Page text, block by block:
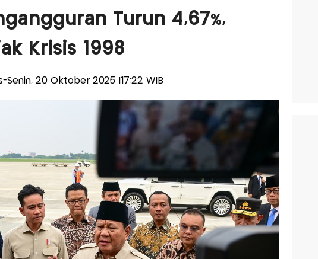
Turun 4,67%,
Krisis 1998
Senin, 20 Oktober 2025 |17:22 WIB